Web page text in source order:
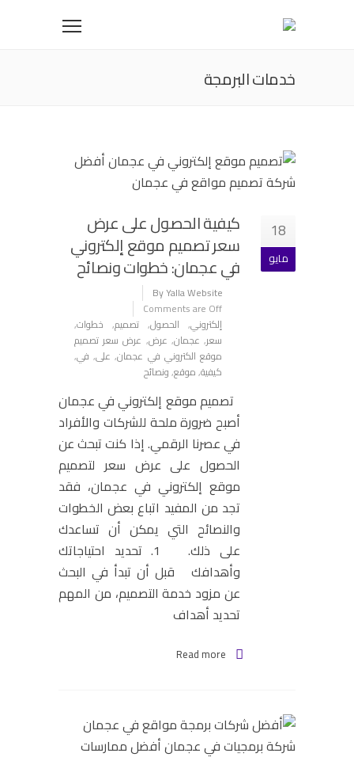
خدمات البرمجة
18
مايو
كيفية الحصول على عرض
سعر تصميم موقع إلكتروني
في عجمان: خطوات ونصائح
By Yalla Website
Comments are Off
إلكتروني, الحصول, تصميم, خطوات,
سعر, عجمان, عرض, عرض سعر تصميم
موقع الكتروني في عجمان, على, في,
كيفية,موقع,ونصائح
تصميم موقع إلكتروني في عجمان
أصبح ضرورة ملحة للشركات والأفراد
في عصرنا الرقمي. إذا كنت تبحث عن
الحصول على عرض سعر لتصميم
موقع إلكتروني في عجمان، فقد
تجد من المفيد اتباع بعض الخطوات
والنصائح التي يمكن أن تساعدك
على ذلك. 1. تحديد احتياجاتك
وأهدافك قبل أن تبدأ في البحث
عن مزود خدمة التصميم، من المهم
تحديد أهداف
Read more